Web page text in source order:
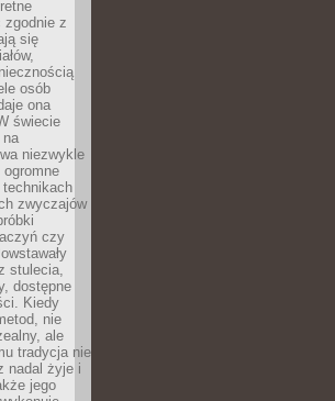
zgodnie z
się
osób
ona
świecie
na
niezwykle
ogromne
zwyczajów
czy
stulecia,
dostępne
Kiedy
nie
ale
tradycja nie
nadal żyje i
jego